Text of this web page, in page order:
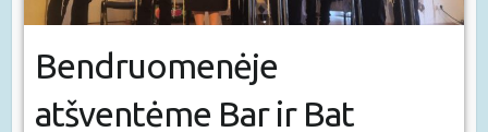
Bendruomenėje
atšventėme Bar ir Bat